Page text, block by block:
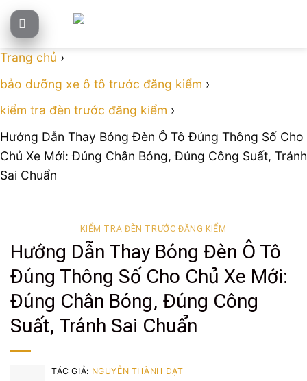
Skip
to
Trang chủ ›
bảo dưỡng xe ô tô trước đăng kiểm ›
kiểm tra đèn trước đăng kiểm ›
Hướng Dẫn Thay Bóng Đèn Ô Tô Đúng Thông Số Cho
Chủ Xe Mới: Đúng Chân Bóng, Đúng Công Suất, Tránh
Sai Chuẩn
KIỂM TRA ĐÈN TRƯỚC ĐĂNG KIỂM
Hướng Dẫn Thay Bóng Đèn Ô Tô
Đúng Thông Số Cho Chủ Xe Mới:
Đúng Chân Bóng, Đúng Công
Suất, Tránh Sai Chuẩn
TÁC GIẢ: NGUYỄN THÀNH ĐẠT